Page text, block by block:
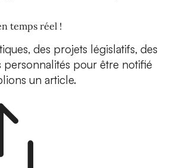
temps réel !
des projets législatifs, des
personnalités pour être notifié
un article.